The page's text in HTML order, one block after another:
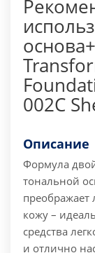
002C
Описание
Формула
тональной
преображает
кожу –
средства
и отлично